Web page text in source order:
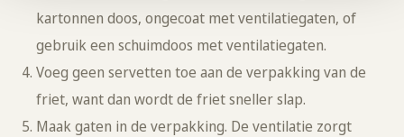
kartonnen doos, ongecoat met ventilatiegaten, of
gebruik een schuimdoos met ventilatiegaten.
Voeg geen servetten toe aan de verpakking van de
friet, want dan wordt de friet sneller slap.
Maak gaten in de verpakking. De ventilatie zorgt